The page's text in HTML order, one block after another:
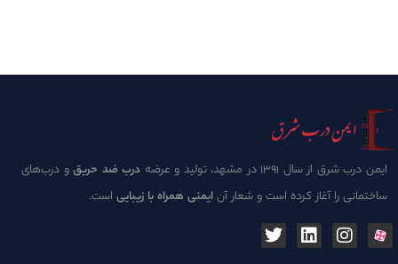
ایمن درب شرق از سال 1391 در مشهد، تولید و عرضه درب ضد حریقو درب‌های
ساختمانی را آغاز کرده است و شعار آنایمنی همراه با زیبایی است.